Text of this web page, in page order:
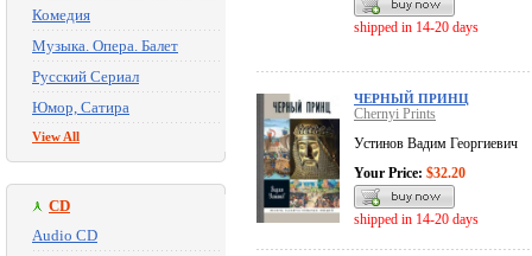
Комедия
Музыка. Опера. Балет
Русский Сериал
Юмор, Сатира
View All
CD
Audio CD
shipped in 14-20 days
ЧЕРНЫЙ ПРИНЦ
Chernyi Prints
Устинов Вадим Георгиевич
Your Price: $32.20
shipped in 14-20 days